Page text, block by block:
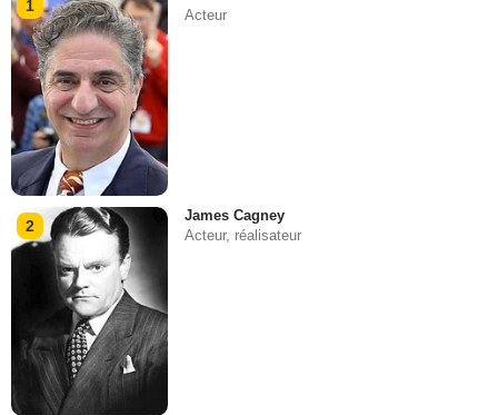
1
Acteur
2
James Cagney
Acteur, réalisateur